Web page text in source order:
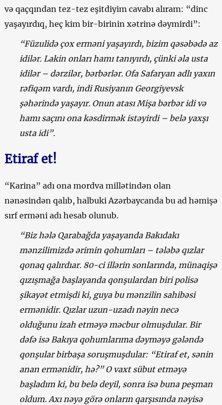
və qaçqından tez-tez eşitdiyim cavabı alıram: “dinc
yaşayırdıq, heç kim bir-birinin xətrinə dəymirdi”:
“Füzulidə çox erməni yaşayırdı, bizim qəsəbədə az
idilər. Lakin onları hamı tanıyırdı, çünki əla usta
idilər – dərzilər, bərbərlər. Ofa Safaryan adlı yaxın
rəfiqəm vardı, indi Rusiyanın Georgiyevsk
şəhərində yaşayır. Onun atası Mişa bərbər idi və
hamı saçını ona kəsdirmək istəyirdi – belə yaxşı
usta idi”.
Etiraf et!
“Karina” adı ona mordva millətindən olan
nənəsindən qalıb, halbuki Azərbaycanda bu ad həmişə
sırf erməni adı hesab olunub.
“Biz hələ Qarabağda yaşayanda Bakıdakı
mənzilimizdə ərimin qohumları – tələbə qızlar
qonaq qalırdıar. 80-ci illərin sonlarında, münaqişə
qızışmağa başlayanda qonşulardan biri polisə
şikayət etmişdi ki, guya bu mənzilin sahibəsi
ermənidir. Qızlar uzun-uzadı nəyin necə
olduğunu izah etməyə məcbur olmuşdular. Bir
dəfə isə Bakıya qohumlarıma dəyməyə gələndə
qonşular birbaşa soruşmuşdular: “Etiraf et, sənin
anan ermənidir, hə?” O vaxt sübut etməyə
başladım ki, bu belə deyil, sonra isə buna peşman
oldum. Axı nəyə görə onların qarşısında nəyisə